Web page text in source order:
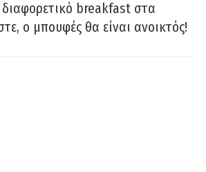
breakfast στα
ο μπουφές θα είναι ανοικτός!